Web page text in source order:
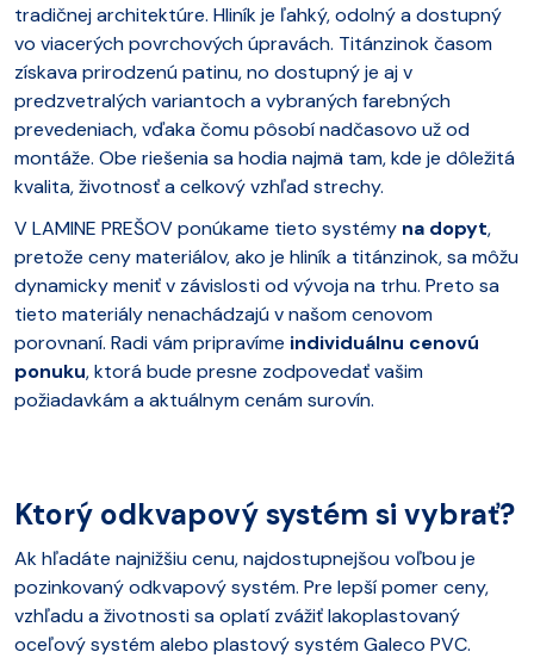
tradičnej architektúre. Hliník je ľahký, odolný a dostupný
vo viacerých povrchových úpravách. Titánzinok časom
získava prirodzenú patinu, no dostupný je aj v
predzvetralých variantoch a vybraných farebných
prevedeniach, vďaka čomu pôsobí nadčasovo už od
montáže. Obe riešenia sa hodia najmä tam, kde je dôležitá
kvalita, životnosť a celkový vzhľad strechy.
V LAMINE PREŠOV ponúkame tieto systémy na dopyt,
pretože ceny materiálov, ako je hliník a titánzinok, sa môžu
dynamicky meniť v závislosti od vývoja na trhu. Preto sa
tieto materiály nenachádzajú v našom cenovom
porovnaní. Radi vám pripravíme individuálnu cenovú
ponuku, ktorá bude presne zodpovedať vašim
požiadavkám a aktuálnym cenám surovín.
Ktorý odkvapový systém si vybrať?
Ak hľadáte najnižšiu cenu, najdostupnejšou voľbou je
pozinkovaný odkvapový systém. Pre lepší pomer ceny,
vzhľadu a životnosti sa oplatí zvážiť lakoplastovaný
oceľový systém alebo plastový systém Galeco PVC.